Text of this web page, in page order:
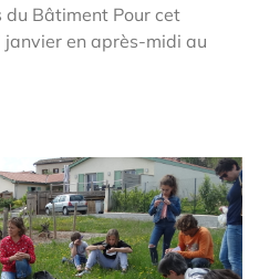
Bâtiment Pour cet
en après-midi au